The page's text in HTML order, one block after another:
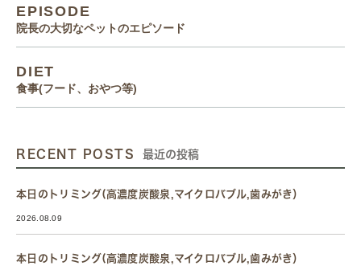
EPISODE
院長の大切なペットのエピソード
DIET
食事(フード、おやつ等)
RECENT POSTS 最近の投稿
本日のトリミング(高濃度炭酸泉,マイクロバブル,歯みがき）
2026.08.09
本日のトリミング(高濃度炭酸泉,マイクロバブル,歯みがき）